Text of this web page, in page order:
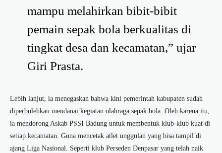
mampu melahirkan bibit-bibit
pemain sepak bola berkualitas di
tingkat desa dan kecamatan,” ujar
Giri Prasta.
Lebih lanjut, ia menegaskan bahwa kini pemerintah kabupaten sudah
diperbolehkan mendanai kegiatan olahraga sepak bola. Oleh karena itu,
ia mendorong Askab PSSI Badung untuk membentuk klub-klub kuat di
setiap kecamatan. Guna mencetak atlet unggulan yang bisa tampil di
ajang Liga Nasional. Seperti klub Perseden Denpasar yang telah naik